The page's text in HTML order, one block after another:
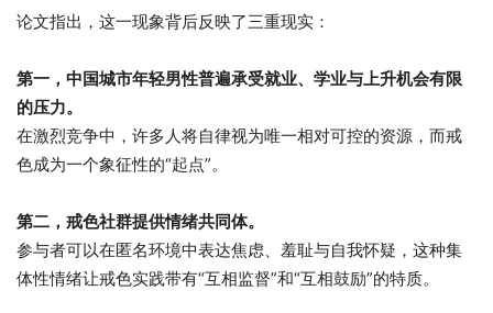
论文指出，这一现象背后反映了三重现实：
第一，中国城市年轻男性普遍承受就业、学业与上升机会有限
的压力。
在激烈竞争中，许多人将自律视为唯一相对可控的资源，而戒
色成为一个象征性的“起点”。
第二，戒色社群提供情绪共同体。
参与者可以在匿名环境中表达焦虑、羞耻与自我怀疑，这种集
体性情绪让戒色实践带有“互相监督”和“互相鼓励”的特质。